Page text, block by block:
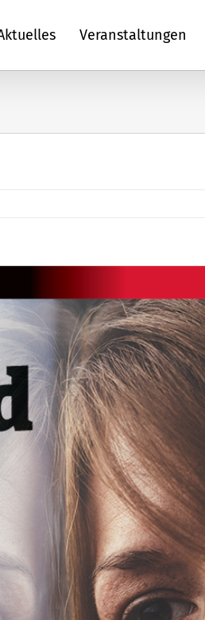
Veranstaltungen